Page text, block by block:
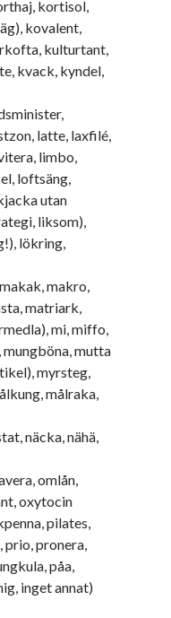
kortisol,
kovalent,
kulturtant,
kvack, kyndel,
latte, laxfilé,
limbo,
loftsäng,
utan
liksom),
lökring,
makro,
matriark,
mi, miffo,
mutta
myrsteg,
målraka,
näcka, nähä,
omlån,
oxytocin
pilates,
prio, pronera,
påa,
inget annat)